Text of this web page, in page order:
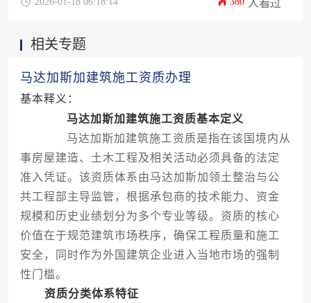
人看过
相关专题
马达加斯加建筑施工资质办理
基本释义：
马达加斯加建筑施工资质基本定义
马达加斯加建筑施工资质是指在该国境内从
事房屋建造、土木工程及相关活动必须具备的法定
准入凭证。该资质体系由马达加斯加领土整治与公
共工程部主导监管，根据承包商的技术能力、资金
规模和历史业绩划分为多个专业等级。资质的核心
价值在于规范建筑市场秩序，确保工程质量和施工
安全，同时作为外国建筑企业进入当地市场的强制
性门槛。
资质分类体系特征